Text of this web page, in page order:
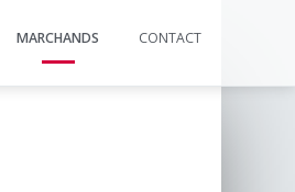
MARCHANDS CONTACT